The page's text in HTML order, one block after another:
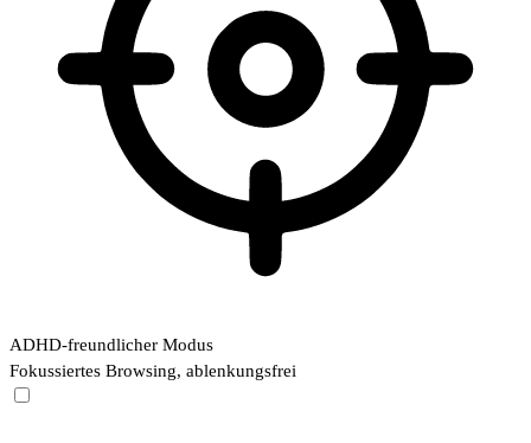
ADHD-freundlicher Modus
Fokussiertes Browsing, ablenkungsfrei